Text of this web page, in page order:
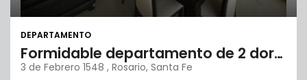
DEPARTAMENTO
Formidable departamento de 2 dormitorios
3 de Febrero 1548 , Rosario, Santa Fe